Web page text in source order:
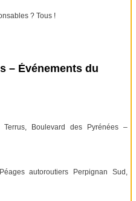
? Tous !
– Événements du
Boulevard des Pyrénées –
autoroutiers Perpignan Sud,